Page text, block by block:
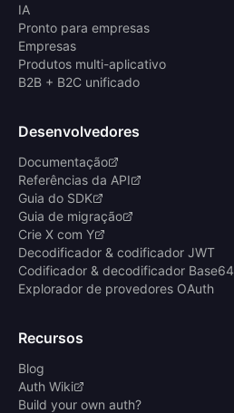
IA
Pronto para empresas
Empresas
Produtos multi-aplicativo
B2B + B2C unificado
Desenvolvedores
Documentação
Referências da API
Guia do SDK
Guia de migração
Crie X com Y
Decodificador & codificador JWT
Codificador & decodificador Base64
Explorador de provedores OAuth
Recursos
Blog
Auth Wiki
Build your own auth?